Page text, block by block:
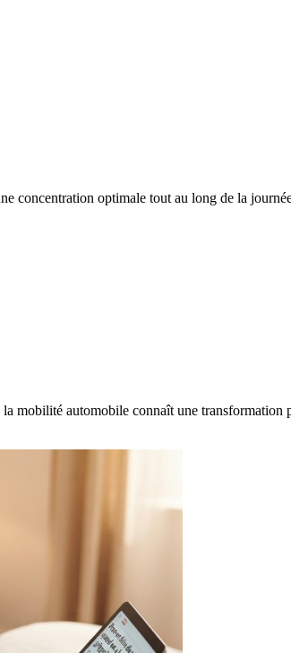
concentration optimale tout au long de la
mobilité automobile connaît une